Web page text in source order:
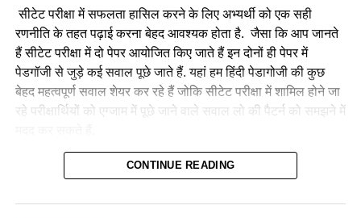
सीटेट परीक्षा में सफलता हासिल करने के लिए अभ्यर्थी को एक सही
रणनीति के तहत पढ़ाई करना बेहद आवश्यक होता है. जैसा कि आप जानते
हैं सीटेट परीक्षा में दो पेपर आयोजित किए जाते हैं इन दोनों ही पेपर में
पेडगॉजी से जुड़े कई सवाल पूछे जाते हैं. यहां हम हिंदी पेडागोजी की कुछ
बेहद महत्वपूर्ण सवाल शेयर कर रहे हैं जोकि सीटेट परीक्षा में शामिल होने जा
रहे परीक्षार्थियों को एग्जाम में पूछे जाने वाले सवाल लो की पैटर्न को समझने में
हमारे द्वारा प्रतिदिन CTET July 2023 के लिए प्रैक्टिस सेट, प्रीवियस
रही है। इसी संदर्भ में आज हम ‘हिंदी भाषा शिक्षण शास्त्र’(Hindi
CONTINUE READING